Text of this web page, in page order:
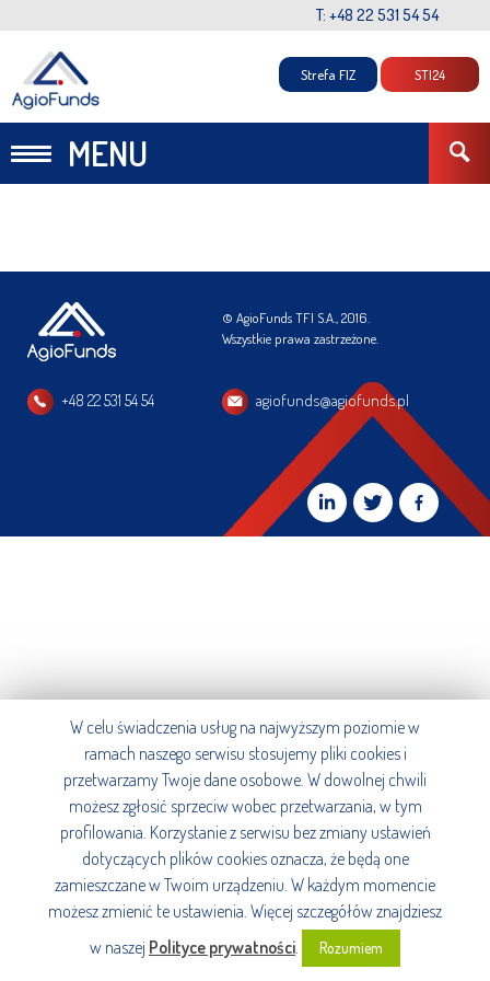
T: +48 22 531 54 54
MENU
Strefa FIZ STI24
© AgioFunds TFI S.A., 2016.
Wszystkie prawa zastrzeżone.
+48 22 531 54 54 agiofunds@agiofunds.pl
W celu świadczenia usług na najwyższym poziomie w
ramach naszego serwisu stosujemy pliki cookies i
przetwarzamy Twoje dane osobowe. W dowolnej chwili
możesz zgłosić sprzeciw wobec przetwarzania, w tym
profilowania. Korzystanie z serwisu bez zmiany ustawień
dotyczących plików cookies oznacza, że będą one
zamieszczane w Twoim urządzeniu. W każdym momencie
możesz zmienić te ustawienia. Więcej szczegółów znajdziesz
w naszej Polityce prywatności. Rozumiem